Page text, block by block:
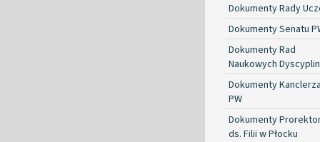
Dokumenty Rady
Dokumenty Senatu
Dokumenty Rad
Naukowych Dyscyplin
Dokumenty Kanclerza
PW
Dokumenty
ds. Filii w Płocku